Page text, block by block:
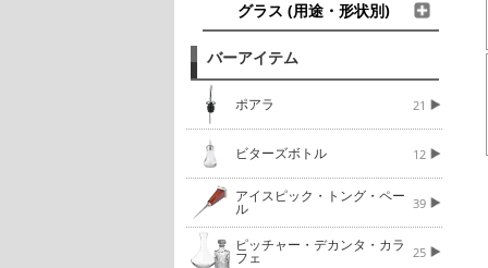
グラス (用途・形状別)
バーアイテム
ポアラ 21
ビターズボトル 12
アイスピック・トング・ペー
ル 39
ピッチャー・デカンタ・カラ
フェ 25